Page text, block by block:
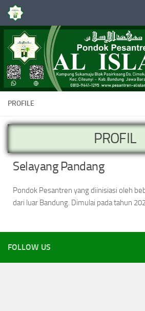
Skip to content
PROFILE
PROFIL
Selayang Pandang
Pondok Pesantren yang diinisiasi oleh
dari luar Bandung. Dimulai pada tahun
FOLLOW US